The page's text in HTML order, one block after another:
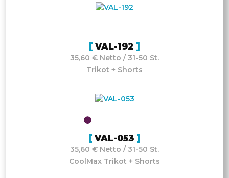
VAL-192
35,60 € Netto / 31-50 St.
Trikot + Shorts
VAL-053
35,60 € Netto / 31-50 St.
CoolMax Trikot + Shorts